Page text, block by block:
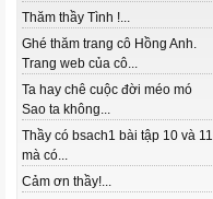
Thăm thầy Tình !...
Ghé thăm trang cô Hồng Anh.
Trang web của cô...
Ta hay chê cuộc đời méo mó
Sao ta không...
Thầy có bsach1 bài tập 10 và 11
mà có...
Cảm ơn thầy!...